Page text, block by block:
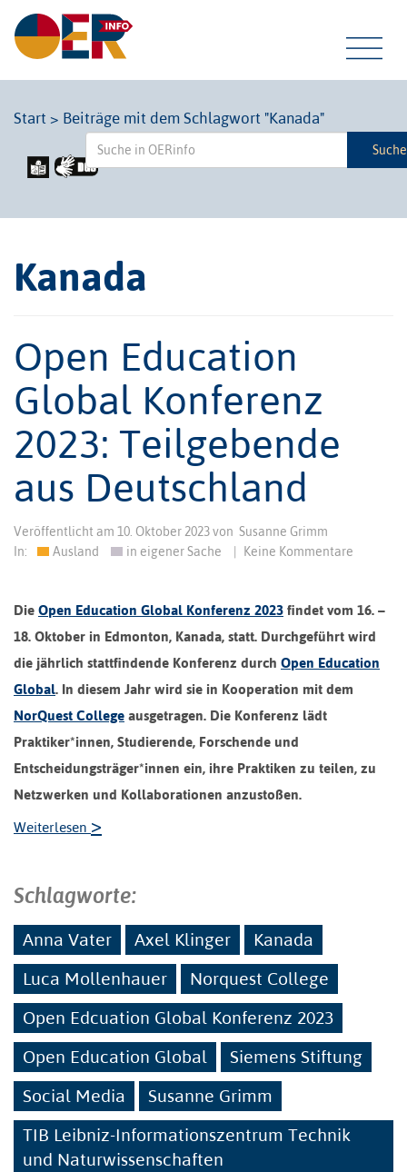
Start > Beiträge mit dem Schlagwort "Kanada"
Kanada
Open Education
Global Konferenz
2023: Teilgebende
aus Deutschland
Veröffentlicht am 10. Oktober 2023von Susanne Grimm
In:
Ausland in eigener Sache Keine Kommentare
Die Open Education Global Konferenz 2023 findet vom 16. –
18. Oktober in Edmonton, Kanada, statt. Durchgeführt wird
die jährlich stattfindende Konferenz durch Open Education
Global. In diesem Jahr wird sie in Kooperation mit dem
NorQuest College ausgetragen. Die Konferenz lädt
Praktiker*innen, Studierende, Forschende und
Entscheidungsträger*innen ein, ihre Praktiken zu teilen, zu
Netzwerken und Kollaborationen anzustoßen.
Weiterlesen >
Schlagworte:
Anna Vater Axel Klinger
Kanada
Luca Mollenhauer
Norquest College
Open Edcuation Global Konferenz 2023
Open Education Global
Siemens Stiftung
Social Media
Susanne Grimm
TIB Leibniz-Informationszentrum Technik
und Naturwissenschaften